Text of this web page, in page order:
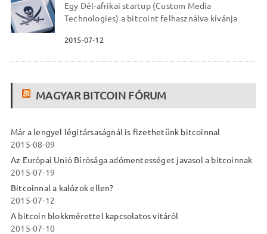
Egy Dél-afrikai startup (Custom Media
Technologies) a bitcoint felhasználva kívánja
2015-07-12
MAGYAR BITCOIN FÓRUM
Már a lengyel légitársaságnál is fizethetünk bitcoinnal
2015-08-09
Az Európai Unió Bírósága adómentességet javasol a bitcoinnak
2015-07-19
Bitcoinnal a kalózok ellen?
2015-07-12
A bitcoin blokkmérettel kapcsolatos vitáról
2015-07-10